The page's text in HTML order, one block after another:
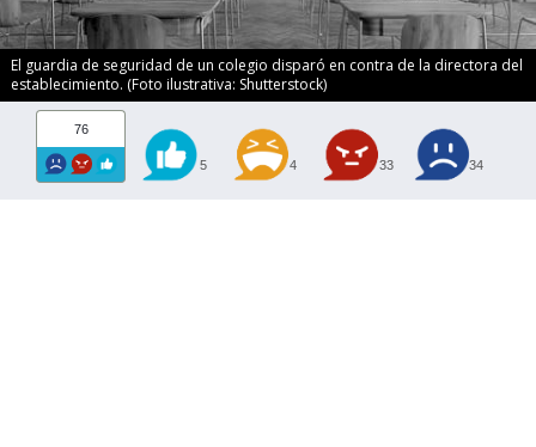
El guardia de seguridad de un colegio disparó en contra de la directora del
establecimiento. (Foto ilustrativa: Shutterstock)
76
5 4 33 34